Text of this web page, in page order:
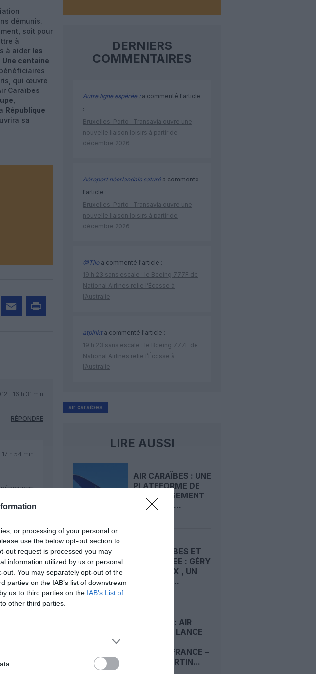
or processing of your personal or
use the below opt-out section to
out request is processed you may
information utilized by us or personal
You may separately opt-out of the
parties on the IAB’s list of downstream
us to third parties on the IAB’s List of
other third parties.
démunis.
soit pour
à
à aider les
Une centaine
qui œuvre
Caraïbes
République
sa
- 16 h 31 min
RÉPONDRE
h 54 min
RÉPONDRE
DERNIERS
COMMENTAIRES
Autre ligne espérée :a commenté l'article
:
Bruxelles–Porto : Transavia ouvre une
nouvelle liaison loisirs à partir de
décembre 2026
Aéroport néerlandais saturéa commenté
l'article :
Bruxelles–Porto : Transavia ouvre une
nouvelle liaison loisirs à partir de
décembre 2026
@Tiloa commenté l'article :
19 h 23 sans escale : le Boeing 777F de
National Airlines relie l’Écosse à
l’Australie
atplhkta commenté l'article :
19 h 23 sans escale : le Boeing 777F de
National Airlines relie l’Écosse à
l’Australie
air caraibes
LIRE AUSSI
AIR CARAÏBES : UNE
PLATEFORME DE
DIVERTISSEMENT
GRATUITE...
AIR CARAÏBES ET
FRENCH BEE : GÉRY
MORTREUX , UN
VÉTÉRAN...
ANTILLES : AIR
CARAÏBES LANCE
FORT‑DE‑FRANCE –
SAINT‑MARTIN...